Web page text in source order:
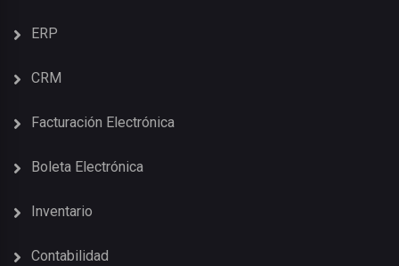
ERP
CRM
Facturación Electrónica
Boleta Electrónica
Inventario
Contabilidad